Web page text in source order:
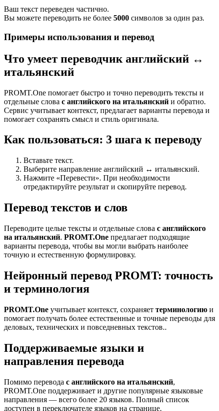
Ваш текст переведен частично.
Вы можете переводить не более 5000 символов за один раз.
Примеры использования и перевод
Что умеет переводчик английский ↔
итальянский
PROMT.One помогает быстро и точно переводить тексты и
отдельные слова с английского на итальянский и обратно.
Сервис учитывает контекст, предлагает варианты перевода и
помогает сохранять смысл и стиль оригинала.
Как пользоваться: 3 шага к переводу
Вставьте текст.
Выберите направление английский ↔ итальянский.
Нажмите «Перевести». При необходимости
отредактируйте результат и скопируйте перевод.
Перевод текстов и слов
Переводите целые тексты и отдельные слова с английского
на итальянский. PROMT.One предлагает подходящие
варианты перевода, чтобы вы могли выбрать наиболее
точную и естественную формулировку.
Нейронный перевод PROMT: точность
и терминология
PROMT.One учитывает контекст, сохраняет терминологию и
помогает получать более естественные и точные переводы для
деловых, технических и повседневных текстов..
Поддерживаемые языки и
направления перевода
Помимо перевода с английского на итальянский,
PROMT.One поддерживает и другие популярные языковые
направления — всего более 20 языков. Полный список
доступен в переключателе языков на странице.